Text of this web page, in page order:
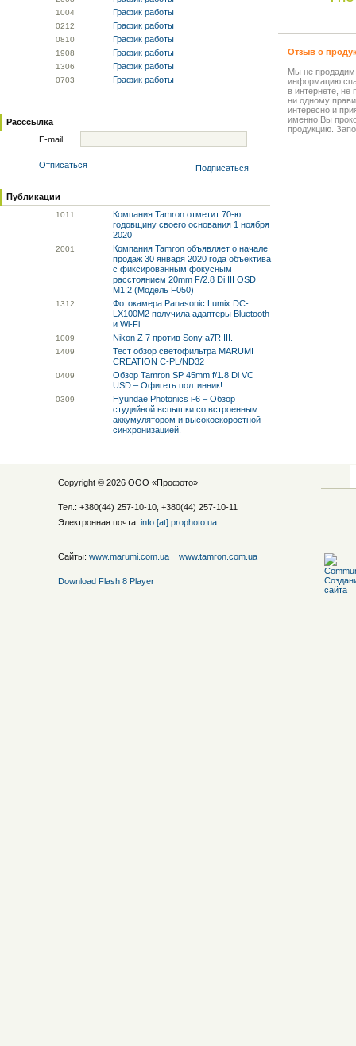
1004 График работы
0212 График работы
0810 График работы
1908 График работы
1306 График работы
0703 График работы
Расссылка
E-mail
Отписаться Подписаться
Публикации
1011
Компания Tamron отметит 70-ю
годовщину своего основания 1 ноября
2020
2001
Компания Tamron объявляет о начале
продаж 30 января 2020 года объектива
с фиксированным фокусным
расстоянием 20mm F/2.8 Di III OSD
M1:2 (Модель F050)
1312
Фотокамера Panasonic Lumix DC-
LX100M2 получила адаптеры Bluetooth
и Wi-Fi
1009 Nikon Z 7 против Sony a7R III.
1409
Тест обзор светофильтра MARUMI
CREATION C-PL/ND32
0409
Обзор Tamron SP 45mm f/1.8 Di VC
USD – Офигеть полтинник!
0309
Hyundae Photonics i-6 – Обзор
студийной вспышки со встроенным
аккумулятором и высокоскоростной
синхронизацией.
Отзыв о
Мы не
информацию
в интернете, не
ни одному
интересно и
именно Вы
продукцию.
Copyright © 2026 ООО «Профото»
Тел.: +380(44) 257-10-10, +380(44) 257-10-11
Электронная почта: info [at] prophoto.ua
Сайты: www.marumi.com.ua www.tamron.com.ua
Download Flash 8 Player